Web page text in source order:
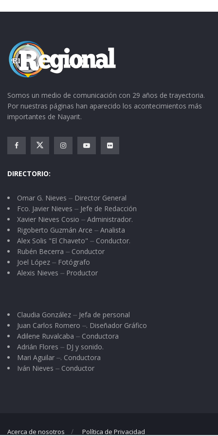
que pudieran beneficiarse de un acto
ya empieza a elevar su protesta y no permitirá
que se le siga atropellando con este tipo de
canonjías a favor del gobernante en turno o del
Con todo, tenemos la fe en que Pelón Bañuelos
honrará su palabra de no otorgar ni una
basificación más.
Somos un medio de comunicación con 29 años de trayectoria.
Por nuestras páginas han aparecido los acontecimientos más
importantes de Nayarit.
DIRECTORIO:
Omar G. Nieves ⏤ Director General
Fco. Javier Nieves ⏤ Jefe de Redacción
Xavier Nieves Cosio ⏤ Administrador.
Rigoberto Guzmán Arce ⏤ Analista
Alex Solis "El Chaveto" ⏤ Conductor.
Rubén Becerra ⏤ Conductor
Joel López ⏤ Fotógrafo
Alexis Nieves ⏤ Productor
Claudia González ⏤ Jefa de personal
Juan Carlos Romero ⏤. Diseñador Gráfico
Adilene Ruvalcaba ⏤ Conductora
Adrián Flores ⏤ DJ y sonido.
Mari Aguilar ⏤. Conductora
Iván Nieves ⏤ Conductor
Acerca de nosotros Política de Privacidad